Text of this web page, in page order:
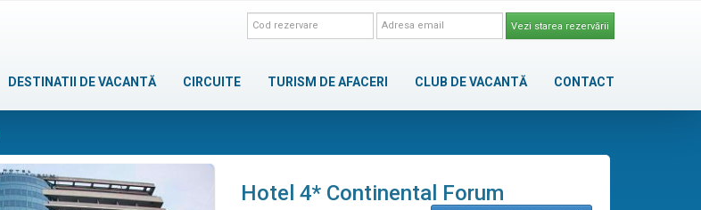
Vezi starea rezervării
DESTINATII DE VACANTĂ CIRCUITE TURISM DE AFACERI CLUB DE VACANTĂ CONTACT
Hotel 4* Continental Forum